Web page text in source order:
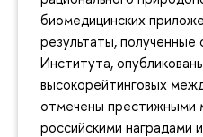
биомедицинских
результаты, полученные
Института,
высокорейтинговых
отмечены престижными
российскими наградами